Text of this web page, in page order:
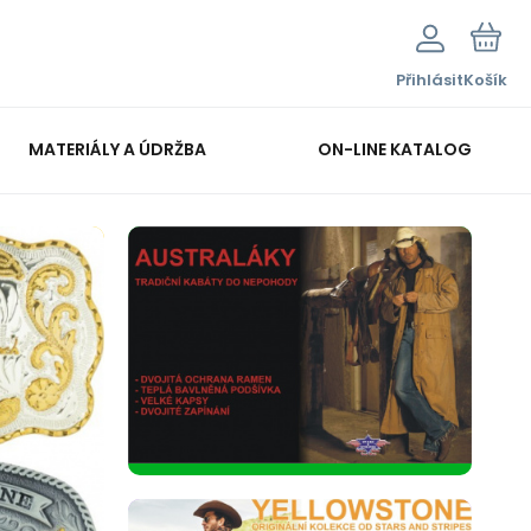
PřihlásitKošík
MATERIÁLY A ÚDRŽBA ON-LINE KATALOG